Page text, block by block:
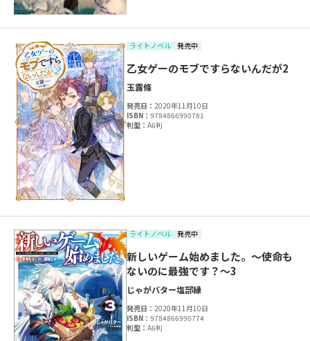
ライトノベル 発売中
乙女ゲーのモブですらないんだが2
玉露條
発売日：2020年11月10日
ISBN：9784866990781
判型：A6判
ライトノベル 発売中
新しいゲーム始めました。～使命も
ないのに最強です？～3
じゃがバター塩部縁
発売日：2020年11月10日
ISBN：9784866990774
判型：A6判